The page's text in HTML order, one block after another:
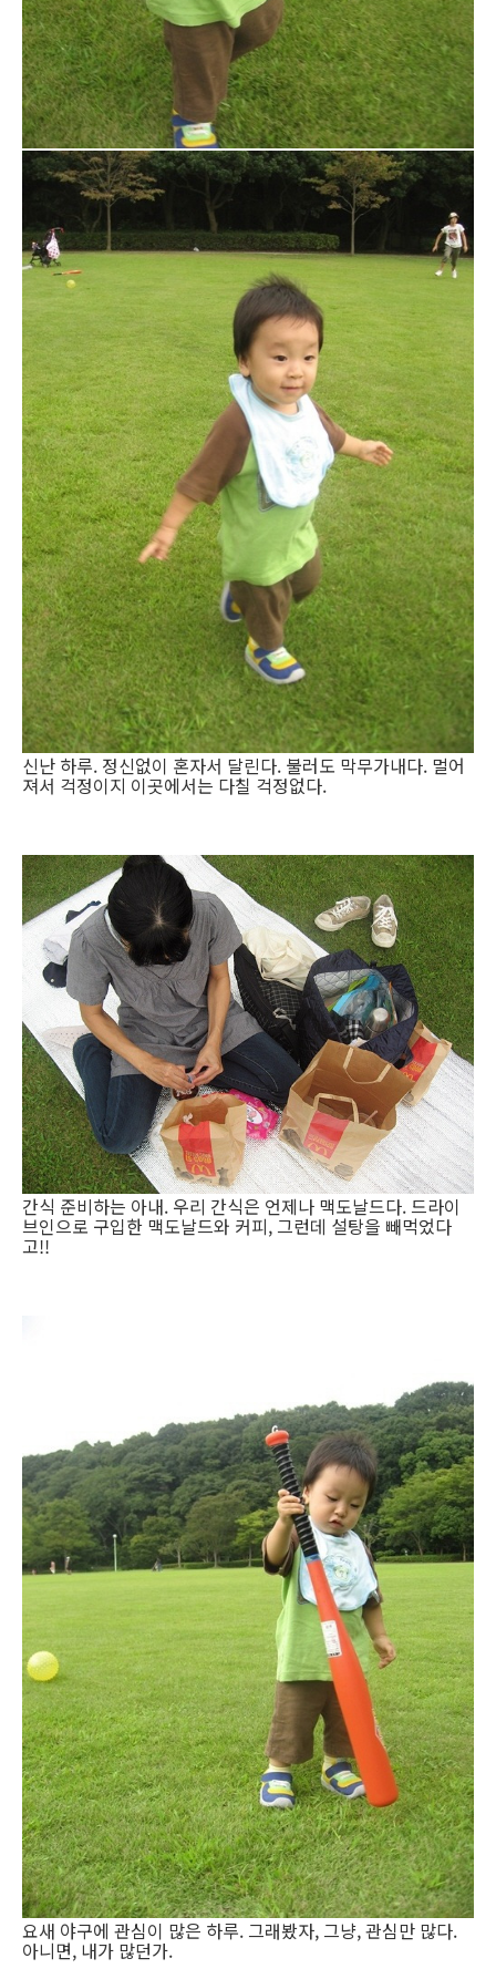
신난 하루. 정신없이 혼자서 달린다. 불러도 막무가내다. 멀어
져서 걱정이지 이곳에서는 다칠 걱정없다.
간식 준비하는 아내. 우리 간식은 언제나 맥도날드다. 드라이
브인으로 구입한 맥도날드와 커피, 그런데 설탕을 빼먹었다
고!!
요새 야구에 관심이 많은 하루. 그래봤자, 그냥, 관심만 많다.
아니면, 내가 많던가.